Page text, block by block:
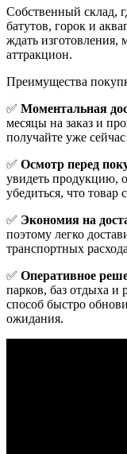
Cобственный склад,
батутов, горок и
ждать изготовления,
аттракцион.
Преимущества
✅ Моментальная
месяцы на заказ и
получайте уже
✅ Осмотр перед
увидеть продукцию,
убедиться, что товар
✅ Экономия на
поэтому легко
транспортных
✅ Оперативное
парков, баз отдыха и
способ быстро
ожидания.